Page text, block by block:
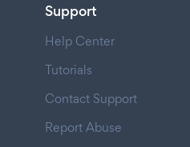
Support
Help Center
Tutorials
Contact Support
Report Abuse